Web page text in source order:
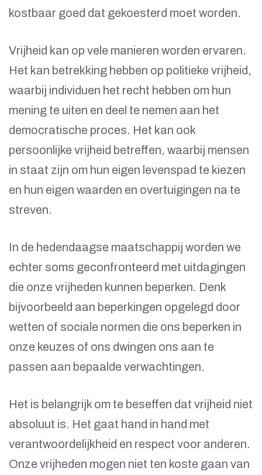
kostbaar goed dat gekoesterd moet worden.
Vrijheid kan op vele manieren worden ervaren.
Het kan betrekking hebben op politieke vrijheid,
waarbij individuen het recht hebben om hun
mening te uiten en deel te nemen aan het
democratische proces. Het kan ook
persoonlijke vrijheid betreffen, waarbij mensen
in staat zijn om hun eigen levenspad te kiezen
en hun eigen waarden en overtuigingen na te
streven.
In de hedendaagse maatschappij worden we
echter soms geconfronteerd met uitdagingen
die onze vrijheden kunnen beperken. Denk
bijvoorbeeld aan beperkingen opgelegd door
wetten of sociale normen die ons beperken in
onze keuzes of ons dwingen ons aan te
passen aan bepaalde verwachtingen.
Het is belangrijk om te beseffen dat vrijheid niet
absoluut is. Het gaat hand in hand met
verantwoordelijkheid en respect voor anderen.
Onze vrijheden mogen niet ten koste gaan van